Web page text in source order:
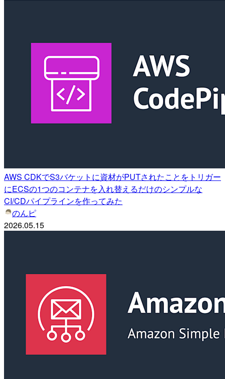
AWS CDKでS3バケットに資材がPUTされたことをトリガー
にECSの1つのコンテナを入れ替えるだけのシンプルな
CI/CDパイプラインを作ってみた
のんピ
2026.05.15